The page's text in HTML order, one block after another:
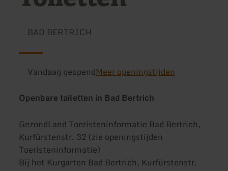
BAD BERTRICH
Vandaag geopendMeer openingstijden
Openbare toiletten in Bad Bertrich
GezondLand Toeristeninformatie Bad Bertrich,
Kurfürstenstr. 32 (zie openingstijden
Toeristeninformatie)
Bij het Kurgarten Bad Bertrich, Kurfürstenstr.